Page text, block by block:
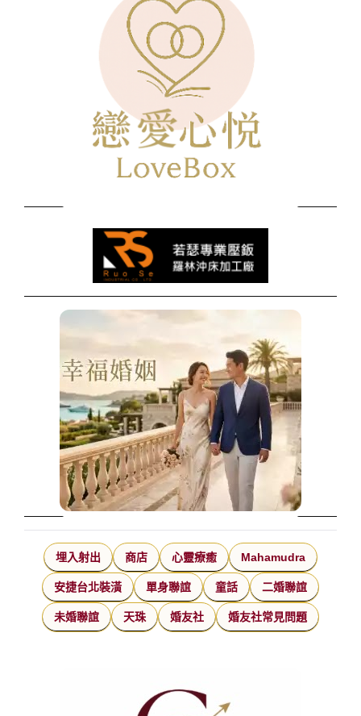
埋入射出 商店 心靈療癒 Mahamudra
安捷台北裝潢 單身聯誼 童話 二婚聯誼
未婚聯誼 天珠 婚友社 婚友社常見問題